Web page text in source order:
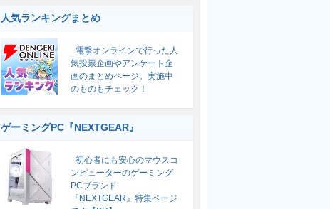
人気ランキングまとめ
電撃オンラインで行った人
気投票企画やアンケート企
画のまとめページ。実施中
のものもチェック！
ゲーミングPC『NEXTGEAR』
初心者にも安心のマウスコ
ンピューターのゲーミング
PCブランド
『NEXTGEAR』特集ページ